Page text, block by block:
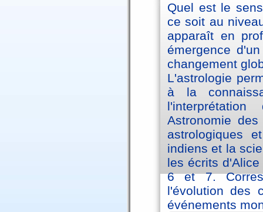
Quel est le
ce soit au
apparaît en
émergence
changement
L'astrologie
à la
Astronomie
astrologiques
indiens et la
les écrits
6 et 7.
l'évolution des
événements